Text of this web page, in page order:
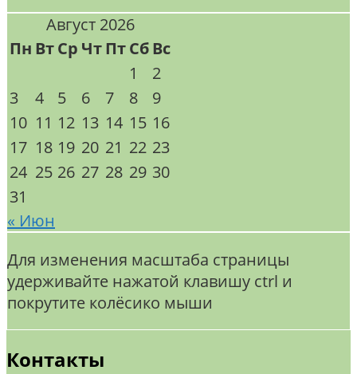
Август 2026
Пн ВтСр ЧтПтСбВс
1
2
3
4 5 6 7 8
9
10 11 12 13 14 15 16
17 18 19 20 21 22 23
24 25 26 27 28 29 30
31
« Июн
Для изменения масштаба страницы
удерживайте нажатой клавишу ctrl и
покрутите колёсико мыши
Контакты